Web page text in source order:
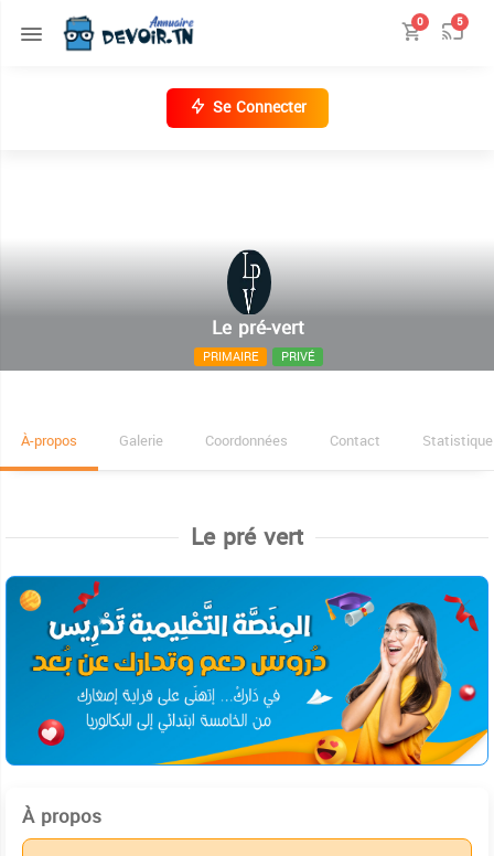
0 5
Se Connecter
Le pré-vert
PRIMAIRE PRIVÉ
93 avenue de la république 2033 Mégrine-Coteaux.
À-propos Galerie Coordonnées Contact Statistique
Le pré vert
À propos